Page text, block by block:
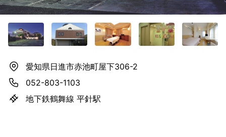
愛知県日進市赤池町屋下306-2
052-803-1103
地下鉄鶴舞線 平針駅